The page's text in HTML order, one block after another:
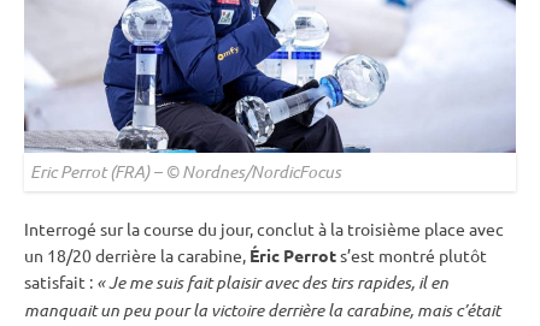
Eric Perrot (FRA) – © Nordnes/NordicFocus
Interrogé sur la course du jour, conclut à la troisième place avec
un 18/20 derrière lacarabine, Éric Perrots’est montré plutôt
satisfait : « Je me suis fait plaisir avec des tirs rapides, il en
manquait un peu pour la victoire derrière la carabine, mais c’était